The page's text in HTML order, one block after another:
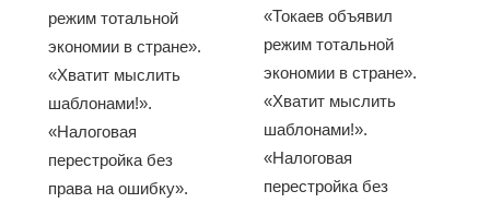
режим тотальной
экономии в стране».
«Хватит мыслить
шаблонами!».
«Налоговая
перестройка без
права на ошибку».
«Токаев объявил
режим тотальной
экономии в стране».
«Хватит мыслить
шаблонами!».
«Налоговая
перестройка без